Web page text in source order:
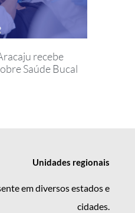
recebe
Saúde Bucal
Unidades regionais
em diversos estados e
cidades.